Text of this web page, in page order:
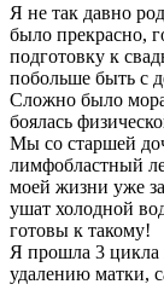
Я не так давно
было прекрасно,
подготовку к
побольше быть с
Сложно было
боялась
Мы со старшей
лимфобластный
моей жизни уже
ушат холодной
готовы к такому!
Я прошла 3 цикла
удалению матки,